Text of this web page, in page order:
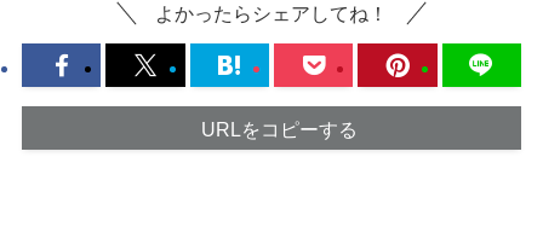
よかったらシェアしてね！
URLをコピーする